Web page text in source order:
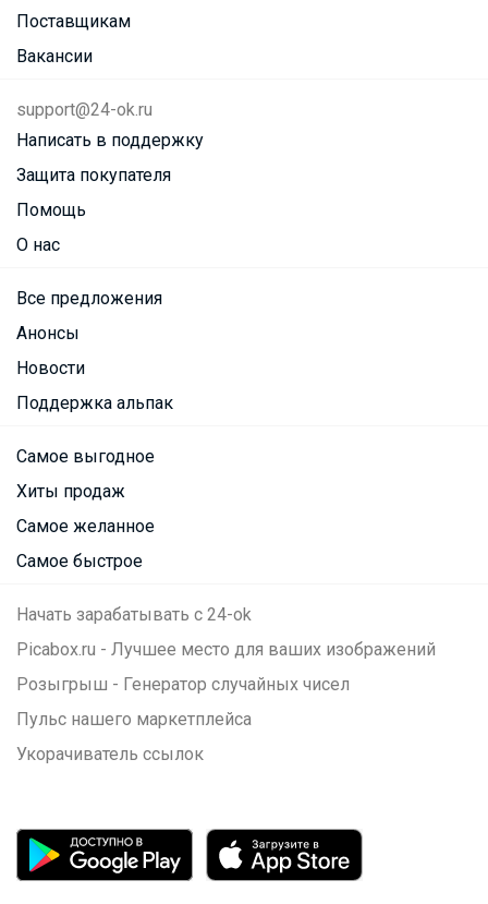
Поставщикам
Вакансии
support@24-ok.ru
Написать в поддержку
Защита покупателя
Помощь
О нас
Все предложения
Анонсы
Новости
Поддержка альпак
Самое выгодное
Хиты продаж
Самое желанное
Самое быстрое
Начать зарабатывать с 24-ok
Picabox.ru - Лучшее место для ваших изображений
Розыгрыш - Генератор случайных чисел
Пульс нашего маркетплейса
Укорачиватель ссылок